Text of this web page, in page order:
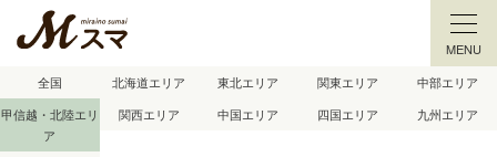
MENU
全国
北海道エリア 東北エリア 関東エリア
中部エリア
甲信越・北陸エリ
ア
関西エリア 中国エリア 四国エリア 九州エリア